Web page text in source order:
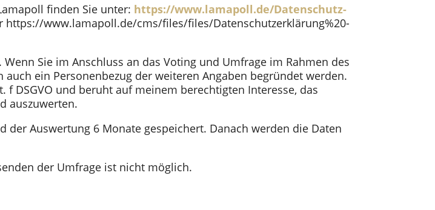
finden Sie unter: https://www.lamapoll.de/Datenschutz-
https://www.lamapoll.de/cms/files/files/Datenschutzerklärung%20-
Sie im Anschluss an das Voting und Umfrage im Rahmen des
ein Personenbezug der weiteren Angaben begründet werden.
DSGVO und beruht auf meinem berechtigten Interesse, das
auszuwerten.
Auswertung 6 Monate gespeichert. Danach werden die Daten
der Umfrage ist nicht möglich.